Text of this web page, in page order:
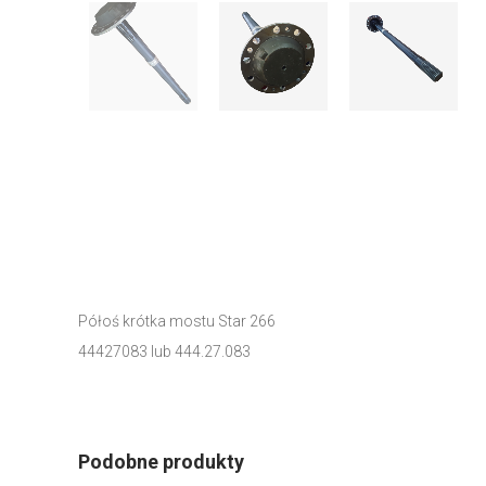
Półoś krótka mostu Star 266
44427083 lub 444.27.083
Podobne produkty